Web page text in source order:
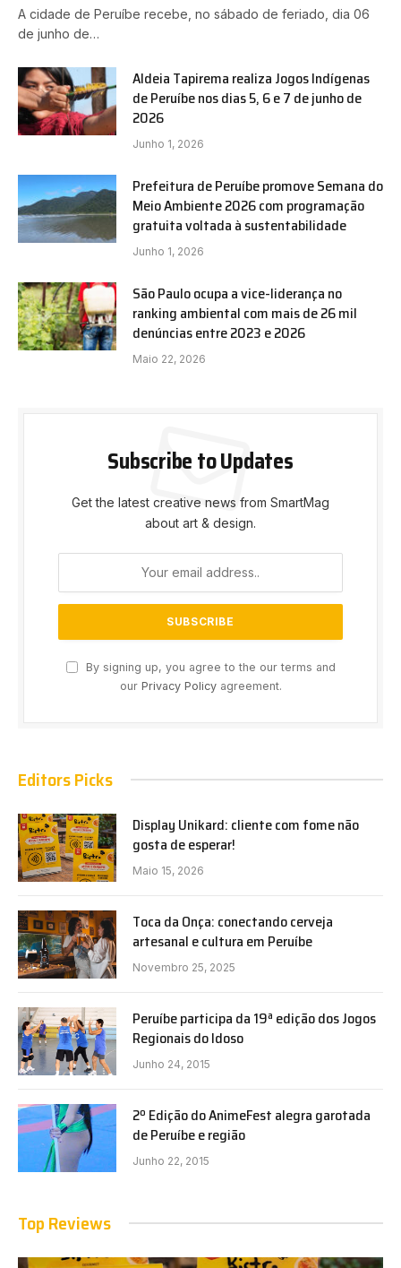
A cidade de Peruíbe recebe, no sábado de feriado, dia 06
de junho de…
Aldeia Tapirema realiza Jogos Indígenas
de Peruíbe nos dias 5, 6 e 7 de junho de
2026
Junho 1, 2026
Prefeitura de Peruíbe promove Semana do
Meio Ambiente 2026 com programação
gratuita voltada à sustentabilidade
Junho 1, 2026
São Paulo ocupa a vice-liderança no
ranking ambiental com mais de 26 mil
denúncias entre 2023 e 2026
Maio 22, 2026
Subscribe to Updates
Get the latest creative news from SmartMag
about art & design.
By signing up, you agree to the our terms and
our Privacy Policyagreement.
Editors Picks
Display Unikard: cliente com fome não
gosta de esperar!
Maio 15, 2026
Toca da Onça: conectando cerveja
artesanal e cultura em Peruíbe
Novembro 25, 2025
Peruíbe participa da 19ª edição dos Jogos
Regionais do Idoso
Junho 24, 2015
2º Edição do AnimeFest alegra garotada
de Peruíbe e região
Junho 22, 2015
Top Reviews